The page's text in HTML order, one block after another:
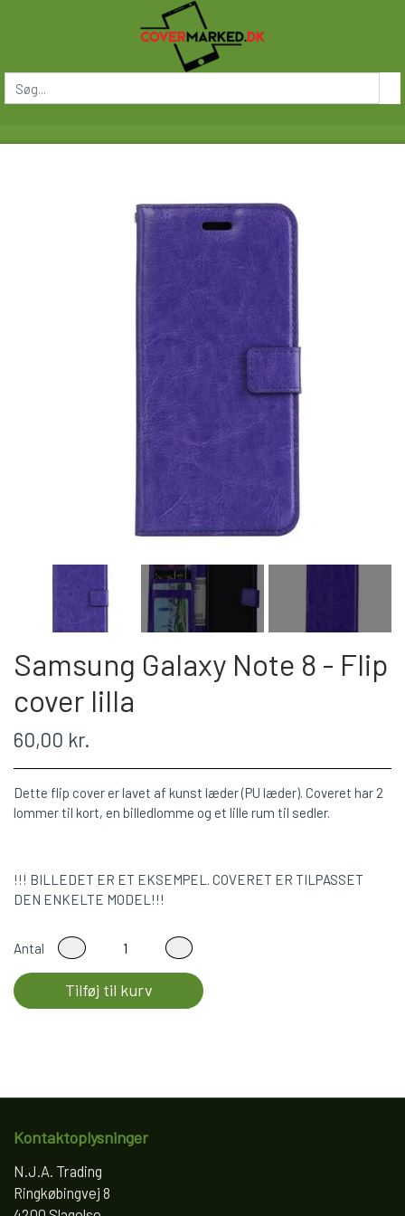
Samsung Galaxy Note 8 - Flip
cover lilla
60,00 kr.
Dette flip cover er lavet af kunst læder (PU læder). Coveret har 2
lommer til kort, en billedlomme og et lille rum til sedler.
!!! BILLEDET ER ET EKSEMPEL. COVERET ER TILPASSET
DEN ENKELTE MODEL!!!
Antal
Tilføj til kurv
Kontaktoplysninger
N.J.A. Trading
Ringkøbingvej 8